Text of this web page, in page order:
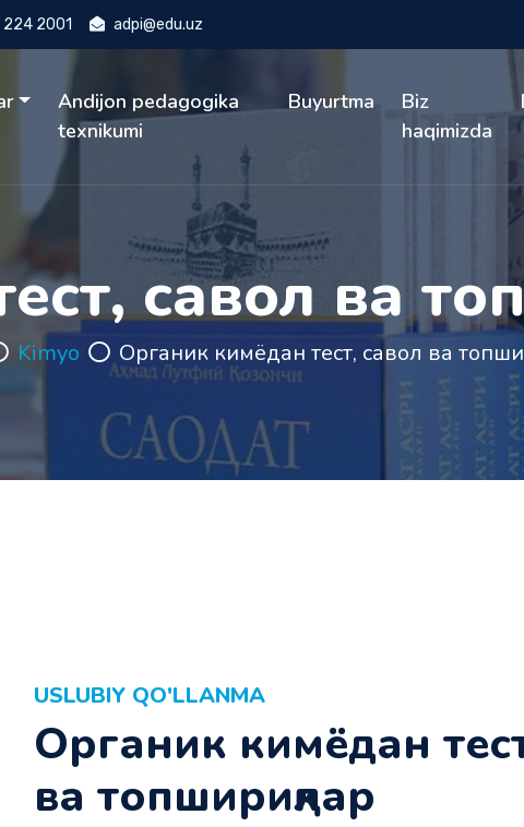
2001 adpi@edu.uz
Andijon pedagogika
texnikumi
Buyurtma
Biz
haqimizda
савол ва
Kimyo Органик кимёдан тест, савол ва
USLUBIY QO'LLANMA
Органик кимёдан
ва топшириқлар